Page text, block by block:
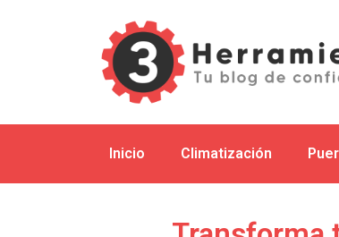
Inicio Climatización